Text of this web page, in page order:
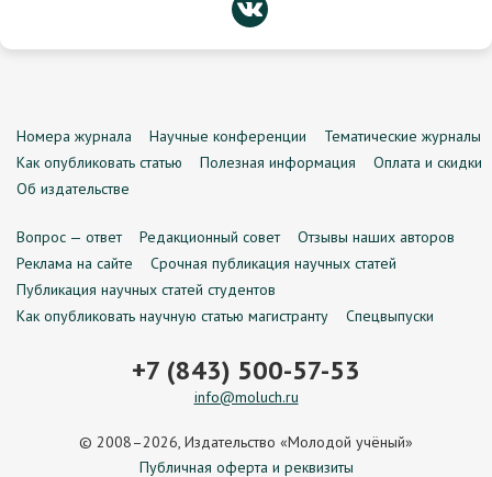
Номера журнала Научные конференции
Тематические журналы
Как опубликовать статью
Полезная информация
Оплата и скидки
Об издательстве
Вопрос — ответ Редакционный совет
Отзывы наших авторов
Реклама на сайте
Срочная публикация научных статей
Публикация научных статей студентов
Как опубликовать научную статью магистранту
Спецвыпуски
+7 (843) 500-57-53
info@moluch.ru
© 2008–2026, Издательство «Молодой учёный»
Публичная оферта и реквизиты